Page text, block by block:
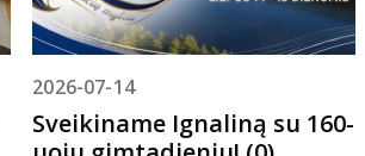
2026-07-14
Sveikiname Ignaliną su 160-